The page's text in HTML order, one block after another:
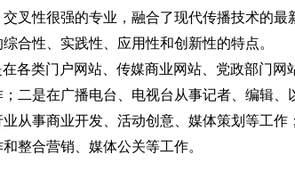
叉性很强的专业，融合了现代传播技术的最
合性、实践性、应用性和创新性的特点。
各类门户网站、传媒商业网站、党政部门网
二是在广播电台、电视台从事记者、编辑、
从事商业开发、活动创意、媒体策划等工作
整合营销、媒体公关等工作。